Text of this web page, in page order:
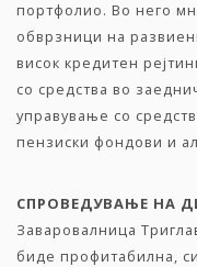
портфолио. Во него
обврзници на
висок кредитен
со средства во
управување со
пензиски фондови и
СПРОВЕДУВАЊЕ НА
Заваровалница
биде профитабилна,